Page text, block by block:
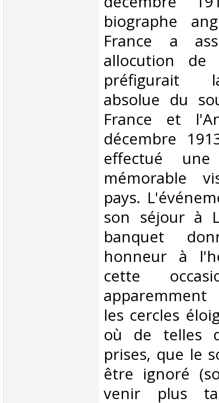
biographe
France a
allocution de
préfigurait
absolue du
France et
décembre
effectué
mémorable
pays.
son séjour à
banquet
honneur à
cette
les cercles
où de telles
prises, que le
être ignoré
venir plus